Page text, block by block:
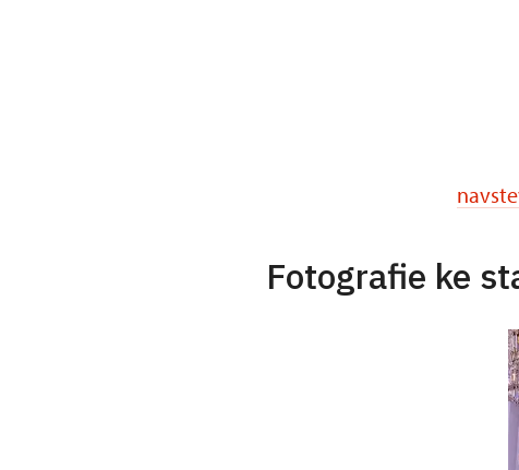
Fotografie ke